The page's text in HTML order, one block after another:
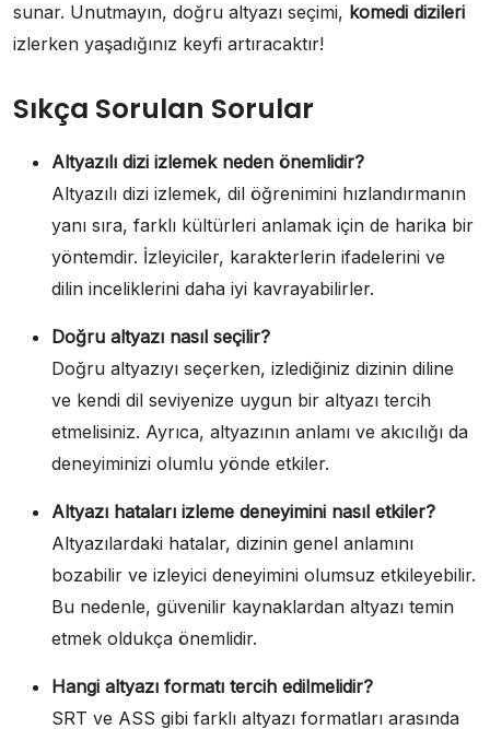
sunar. Unutmayın, doğru altyazı seçimi, komedi dizileri
izlerken yaşadığınız keyfi artıracaktır!
Sıkça Sorulan Sorular
Altyazılı dizi izlemek neden önemlidir?
Altyazılı dizi izlemek, dil öğrenimini hızlandırmanın
yanı sıra, farklı kültürleri anlamak için de harika bir
yöntemdir. İzleyiciler, karakterlerin ifadelerini ve
dilin inceliklerini daha iyi kavrayabilirler.
Doğru altyazı nasıl seçilir?
Doğru altyazıyı seçerken, izlediğiniz dizinin diline
ve kendi dil seviyenize uygun bir altyazı tercih
etmelisiniz. Ayrıca, altyazının anlamı ve akıcılığı da
deneyiminizi olumlu yönde etkiler.
Altyazı hataları izleme deneyimini nasıl etkiler?
Altyazılardaki hatalar, dizinin genel anlamını
bozabilir ve izleyici deneyimini olumsuz etkileyebilir.
Bu nedenle, güvenilir kaynaklardan altyazı temin
etmek oldukça önemlidir.
Hangi altyazı formatı tercih edilmelidir?
SRT ve ASS gibi farklı altyazı formatları arasında